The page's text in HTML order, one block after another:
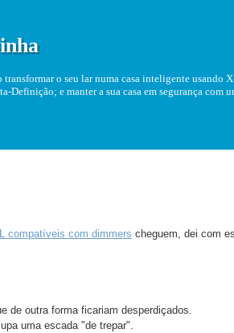
o seu lar numa casa inteligente usando
Definição; e manter a sua casa em segurança com
compatíveis com dimmers cheguem, dei com
de outra forma ficariam desperdiçados.
uma escada "de trepar".